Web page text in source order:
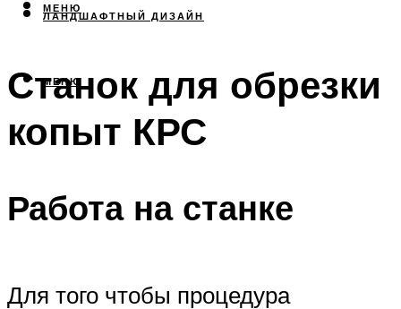
ЛАНДШАФТНЫЙ ДИЗАЙН
МЕНЮ
МЕНЮ
Станок для обрезки
копыт КРС
Работа на станке
Для того чтобы процедура